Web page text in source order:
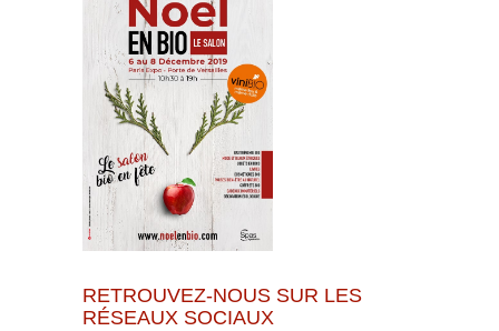
RETROUVEZ-NOUS SUR LES
RÉSEAUX SOCIAUX